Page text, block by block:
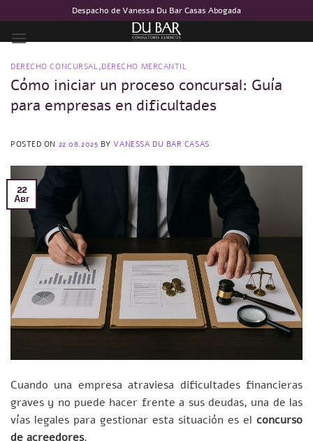
to
content
Despacho de Vanessa Du Bar Casas Abogada
DERECHO CONCURSAL,DERECHO MERCANTIL
Cómo iniciar un proceso concursal: Guía
para empresas en dificultades
POSTED ON 22.08.2025 BYVANESSA DU BAR CASAS
22
Авг
Cuando una empresa atraviesa dificultades financieras
graves y no puede hacer frente a sus deudas, una de las
vías legales para gestionar esta situación es el concurso
de acreedores.